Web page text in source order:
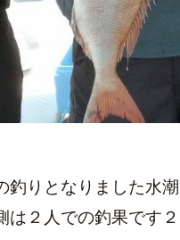
釣りとなりました水
２人での釣果です